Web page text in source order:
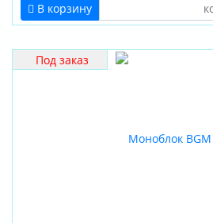
В корзину
Под заказ